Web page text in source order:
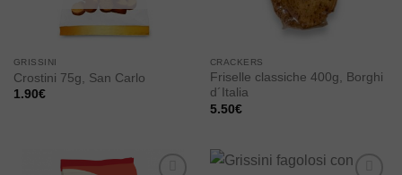
GRISSINI
Crostini 75g, San Carlo
1.90€
CRACKERS
Friselle classiche 400g, Borghi
d´Italia
5.50€